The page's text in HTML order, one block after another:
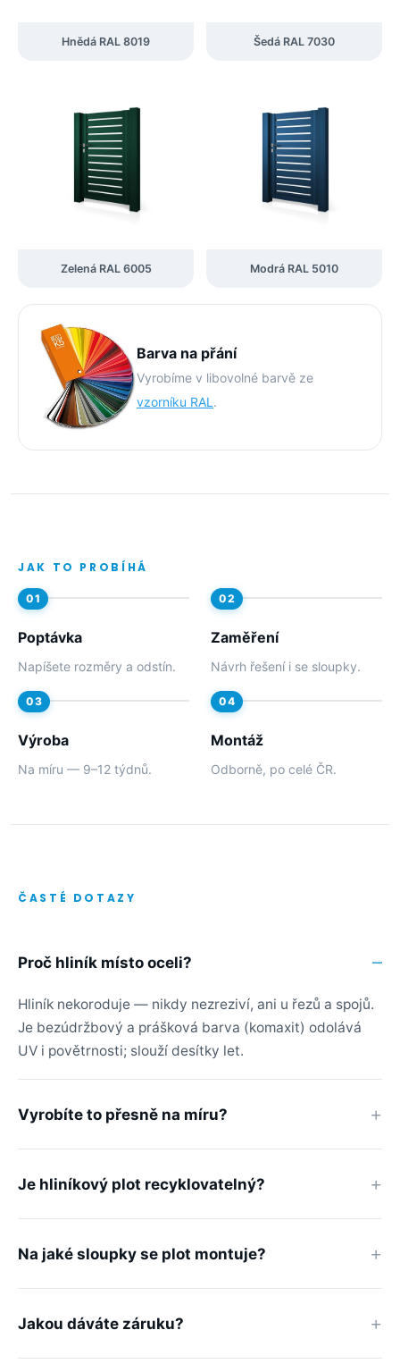
Hnědá RAL 8019 Šedá RAL 7030
Zelená RAL 6005 Modrá RAL 5010
Barva na přání
Vyrobíme v libovolné barvě ze
vzorníku RAL .
JAK TO PROBÍHÁ
Poptávka
Napíšete rozměry a odstín.
Zaměření
Návrh řešení i se sloupky.
Výroba
Na míru — 9–12 týdnů.
Montáž
Odborně, po celé ČR.
ČASTÉ DOTAZY
Proč hliník místo oceli?
Hliník nekoroduje — nikdy nezreziví, ani u řezů a spojů.
Je bezúdržbový a prášková barva (komaxit) odolává
UV i povětrnosti; slouží desítky let.
Vyrobíte to přesně na míru?
Je hliníkový plot recyklovatelný?
Na jaké sloupky se plot montuje?
Jakou dáváte záruku?